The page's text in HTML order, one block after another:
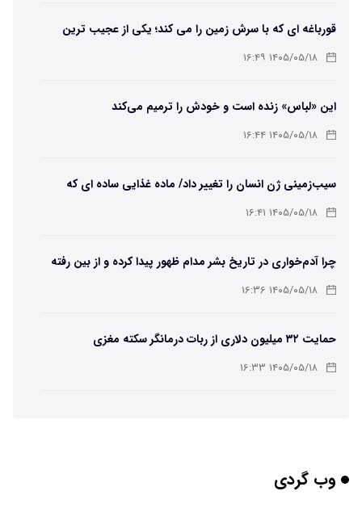
قورباغه ای که با سرش زمین را می کند؛ یکی از عجیب ترین
دوزیستان جهان
۱۴۰۵/۰۵/۱۸ ۱۶:۴۹
این «لباس» زنده است و خودش را ترمیم می‌کند
۱۴۰۵/۰۵/۱۸ ۱۶:۴۴
سیب‌زمینی ژن انسان را تغییر داد/ ماده غذایی ساده ای که
مسیر تکامل را عوض کرد!
۱۴۰۵/۰۵/۱۸ ۱۶:۴۱
چرا آدم‌خواری در تاریخ بشر مدام ظهور پیدا کرده و از بین رفته
است؟۱۴۰۵/۰۵/۱۸ ۱۶:۳۶
حمایت ۳۲ میلیون دلاری از ربات درمانگر سکته مغزی
۱۴۰۵/۰۵/۱۸ ۱۶:۳۳
واضح‌ترین تصاویر تاریخ از سطح خورشید؛ رصد مستقیم موتور
وب گردی